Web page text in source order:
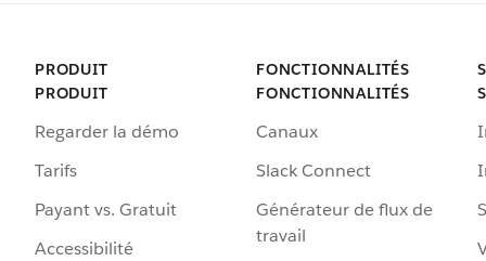
PRODUIT
PRODUIT
Regarder la démo
Tarifs
Payant vs. Gratuit
Accessibilité
FONCTIONNALITÉS
FONCTIONNALITÉS
Canaux
Slack Connect
Générateur de flux de
travail